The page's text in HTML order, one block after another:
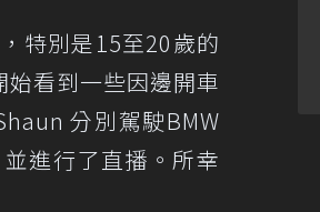
特別是15至20歲的
看到一些因邊開車
分別駕駛BMW
進行了直播。所幸